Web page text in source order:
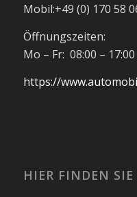
Mobil:+49 (0) 170 58
Öffnungszeiten:
Mo – Fr: 08:00 –
https://
HIER FINDEN